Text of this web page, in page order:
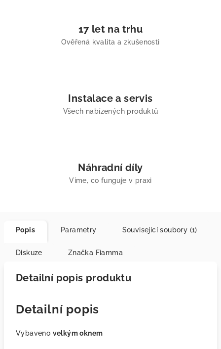
17 let na trhu
Ověřená kvalita a zkušenosti
Instalace a servis
Všech nabízených produktů
Náhradní díly
Víme, co funguje v praxi
Popis Parametry Související soubory (1)
Diskuze Značka Fiamma
Detailní popis produktu
Detailní popis
Vybaveno velkým oknem